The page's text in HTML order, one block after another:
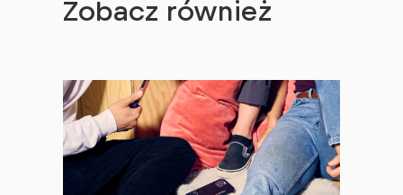
Zobacz również